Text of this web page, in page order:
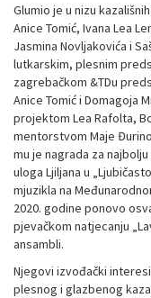
Glumio je u nizu
Anice Tomić, Ivana Lea
Jasmina Novljakovića i
lutkarskim, plesnim
zagrebačkom &TDu
Anice Tomić i Domagoja
projektom Lea Rafolta,
mentorstvom Maje
mu je nagrada za
uloga Ljiljana u
mjuzikla na
2020. godine ponovo
pjevačkom natjecanju
ansambli.
Njegovi izvođački
plesnog i glazbenog